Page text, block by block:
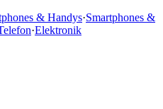
& Handys·Smartphones &
·Elektronik